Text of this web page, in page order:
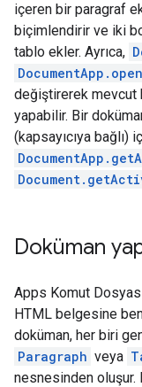
içeren bir paragraf
biçimlendirir ve iki
tablo ekler. Ayrıca,
değiştirerek mevcut
yapabilir. Bir
(kapsayıcıya bağlı)
Doküman
Apps Komut
HTML belgesine
doküman, her biri
Paragraph veya
nesnesinden oluşur.